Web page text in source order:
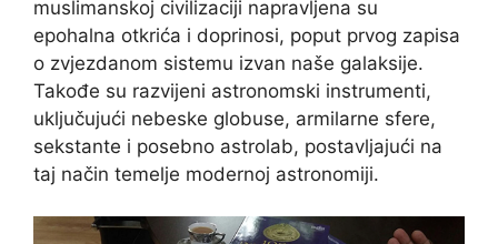
muslimanskoj civilizaciji napravljena su
epohalna otkrića i doprinosi, poput prvog zapisa
o zvjezdanom sistemu izvan naše galaksije.
Takođe su razvijeni astronomski instrumenti,
uključujući nebeske globuse, armilarne sfere,
sekstante i posebno astrolab, postavljajući na
taj način temelje modernoj astronomiji.